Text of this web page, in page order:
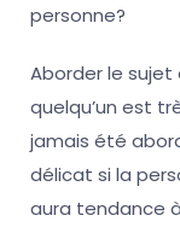
personne?
Aborder le
quelqu’un est
jamais été
délicat si la
aura tendance